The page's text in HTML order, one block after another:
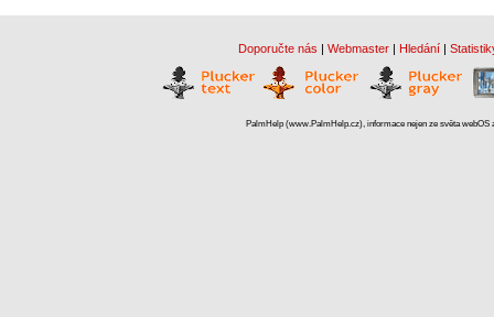
Doporučte nás | Webmaster | Hledání |
PalmHelp (www.PalmHelp.cz), informace nejen ze světa